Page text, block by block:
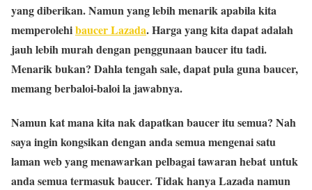
yang diberikan. Namun yang lebih menarik apabila kita
memperolehibaucer Lazada. Harga yang kita dapat adalah
jauh lebih murah dengan penggunaan baucer itu tadi.
Menarik bukan? Dahla tengah sale, dapat pula guna baucer,
memang berbaloi-baloi la jawabnya.
Namun kat mana kita nak dapatkan baucer itu semua? Nah
saya ingin kongsikan dengan anda semua mengenai satu
laman web yang menawarkan pelbagai tawaran hebat untuk
anda semua termasuk baucer. Tidak hanya Lazada namun